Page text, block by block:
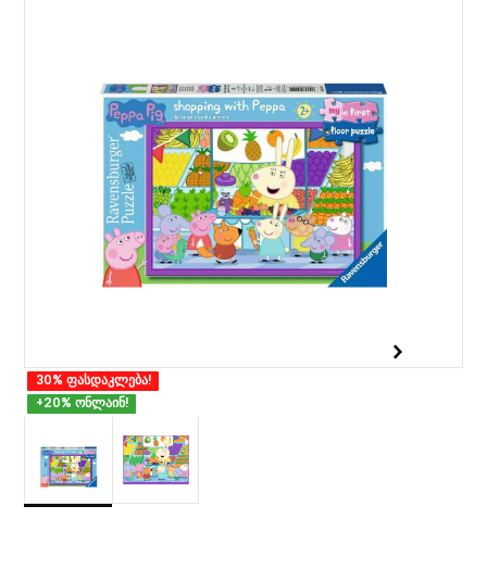
30% ფასდაკლება!
+20% ონლაინ!